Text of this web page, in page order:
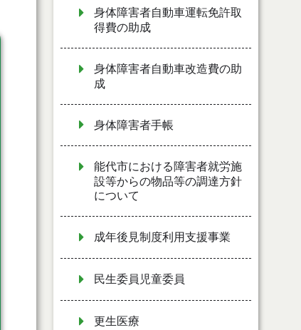
身体障害者自動車運転免許取
得費の助成
身体障害者自動車改造費の助
成
身体障害者手帳
能代市における障害者就労施
設等からの物品等の調達方針
について
成年後見制度利用支援事業
民生委員児童委員
更生医療